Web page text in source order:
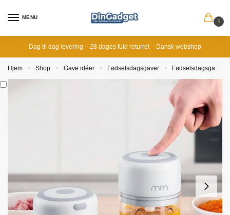
MENU
0
Dag til dag levering – 28 dages fuld returret – Dansk webshop
Hjem » Shop » Gave idéer » Fødselsdagsgaver » Fødselsdagsgave til mor